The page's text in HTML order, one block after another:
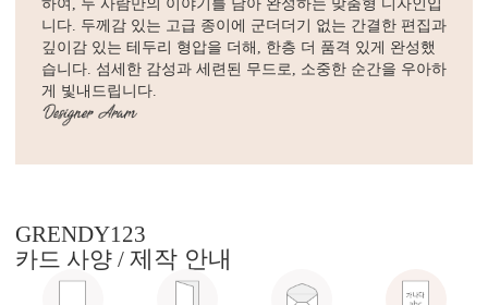
하여, 두 사람만의 이야기를 담아 완성하는 맞춤형 디자인입
니다. 두께감 있는 고급 종이에 군더더기 없는 간결한 편집과
깊이감 있는 테두리 형압을 더해, 한층 더 품격 있게 완성했
습니다. 섬세한 감성과 세련된 무드로, 소중한 순간을 우아하
게 빛내드립니다.
GRENDY123
카드 사양 / 제작 안내